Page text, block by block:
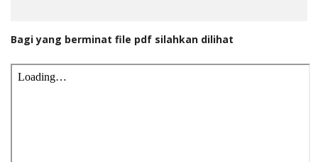
Bagi yang berminat file pdf silahkan dilihat